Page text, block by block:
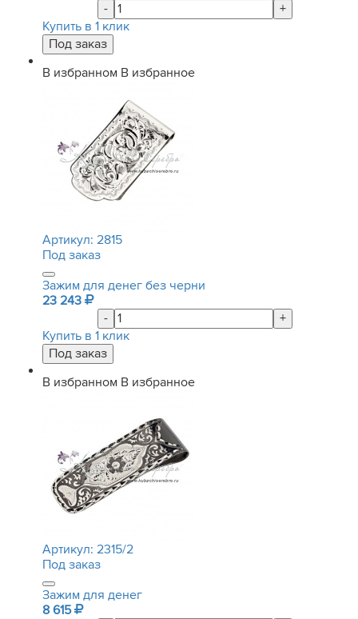
-
+
Купить в 1 клик
В избранном В избранное
Артикул: 2815
Под заказ
Зажим для денег без черни
23 243
-
+
Купить в 1 клик
В избранном В избранное
Артикул: 2315/2
Под заказ
Зажим для денег
8 615